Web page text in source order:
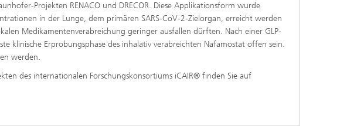
Projekten RENACO und DRECOR. Diese Applikationsform wurde
in der Lunge, dem primären SARS-CoV-2-Zielorgan, erreicht werden
Medikamentenverabreichung geringer ausfallen dürften. Nach einer GLP-
klinische Erprobungsphase des inhalativ verabreichten Nafamostat offen sein.
werden.
des internationalen Forschungskonsortiums iCAIR® finden Sie auf